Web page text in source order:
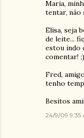
Maria,
tentar, não
Elisa, seja
de leite...
estou indo
comentar! ;)
Fred,
tenho
Besitos
24/9/09 9:35